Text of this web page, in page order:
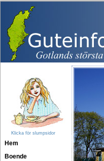
Klicka för slumpsidor
Hem
Boende